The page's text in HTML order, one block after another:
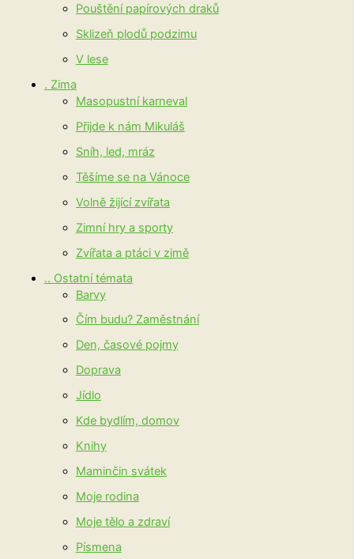
Pouštění papírových draků
Sklizeň plodů podzimu
V lese
. Zima
Masopustní karneval
Přijde k nám Mikuláš
Sníh, led, mráz
Těšíme se na Vánoce
Volně žijící zvířata
Zimní hry a sporty
Zvířata a ptáci v zimě
.. Ostatní témata
Barvy
Čím budu? Zaměstnání
Den, časové pojmy
Doprava
Jídlo
Kde bydlím, domov
Knihy
Maminčin svátek
Moje rodina
Moje tělo a zdraví
Písmena